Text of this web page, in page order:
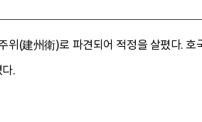
(建州衛)로 파견되어 적정을 살폈다.
.